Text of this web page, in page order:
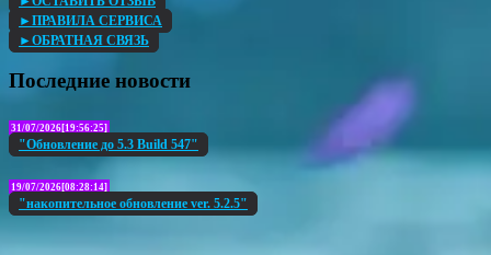
►ПРАВИЛА СЕРВИСА
►ОБРАТНАЯ СВЯЗЬ
Последние новости
31/07/2026[19:56:25]
"Обновление до 5.3 Build 547"
19/07/2026[08:28:14]
"накопительное обновление ver. 5.2.5"